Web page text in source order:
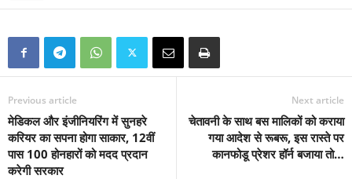
Previous article
मेडिकल और इंजीनियरिंग में सुनहरे
करियर का सपना होगा साकार, 12वीं
पास 100 होनहारों को मदद प्रदान
करेगी सरकार
Next article
चेतावनी के साथ बस मालिकों को कराया
गया आदेश से रूबरू, इस रास्ते पर
कानफोडू प्रेशर हॉर्न बजाया तो…